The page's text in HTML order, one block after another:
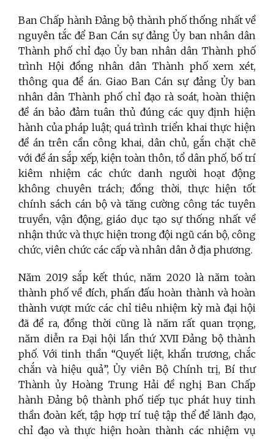
Ban Chấp hành Đảng bộ thành phố thống nhất về
nguyên tắc để Ban Cán sự đảng Ủy ban nhân dân
Thành phố chỉ đạo Ủy ban nhân dân Thành phố
trình Hội đồng nhân dân Thành phố xem xét,
thông qua đề án. Giao Ban Cán sự đảng Ủy ban
nhân dân Thành phố chỉ đạo rà soát, hoàn thiện
đề án bảo đảm tuân thủ đúng các quy định hiện
hành của pháp luật; quá trình triển khai thực hiện
đề án trên cần công khai, dân chủ, gắn chặt chẽ
với đề án sắp xếp, kiện toàn thôn, tổ dân phố, bố trí
kiêm nhiệm các chức danh người hoạt động
không chuyên trách; đồng thời, thực hiện tốt
chính sách cán bộ và tăng cường công tác tuyên
truyền, vận động, giáo dục tạo sự thống nhất về
nhận thức và thực hiện trong đội ngũ cán bộ, công
chức, viên chức các cấp và nhân dân ở địa phương.
Năm 2019 sắp kết thúc, năm 2020 là năm toàn
thành phố về đích, phấn đấu hoàn thành và hoàn
thành vượt mức các chỉ tiêu nhiệm kỳ mà đại hội
đã đề ra, đồng thời cũng là năm rất quan trọng,
năm diễn ra Đại hội lần thứ XVII Đảng bộ thành
phố. Với tinh thần “Quyết liệt, khẩn trương, chắc
chắn và hiệu quả”, Ủy viên Bộ Chính trị, Bí thư
Thành ủy Hoàng Trung Hải đề nghị Ban Chấp
hành Đảng bộ thành phố tiếp tục phát huy tinh
thần đoàn kết, tập hợp trí tuệ tập thể để lãnh đạo,
chỉ đạo và thực hiện hoàn thành các nhiệm vụ